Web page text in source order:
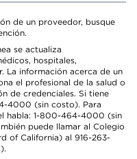
de un proveedor, busque
se actualiza
hospitales,
La información acerca de un
el profesional de la salud o
de credenciales. Si tiene
4000 (sin costo). Para
habla: 1-800-464-4000 (sin
puede llamar al Colegio
of California) al 916-263-